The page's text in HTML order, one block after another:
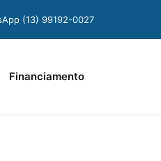
(13) 99192-0027
Financiamento